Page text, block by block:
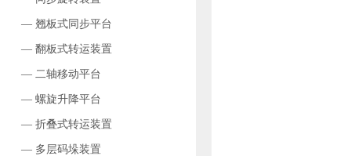
— 翘板式同步平台
— 翻板式转运装置
— 二轴移动平台
— 螺旋升降平台
— 折叠式转运装置
— 多层码垛装置